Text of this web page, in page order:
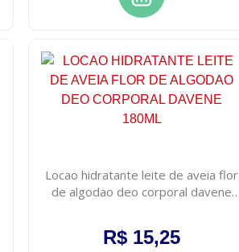
Locao hidratante leite de aveia flor
de algodao deo corporal davene
R$ 15,25